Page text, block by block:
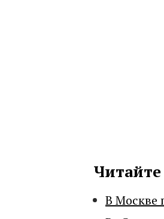
В Москве